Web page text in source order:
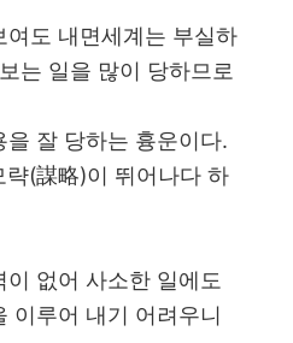
여도 내면세계는 부실하
는 일을 많이 당하므로
잘 당하는 흉운이다.
(謀略)이 뛰어나다 하
없어 사소한 일에도
이루어 내기 어려우니